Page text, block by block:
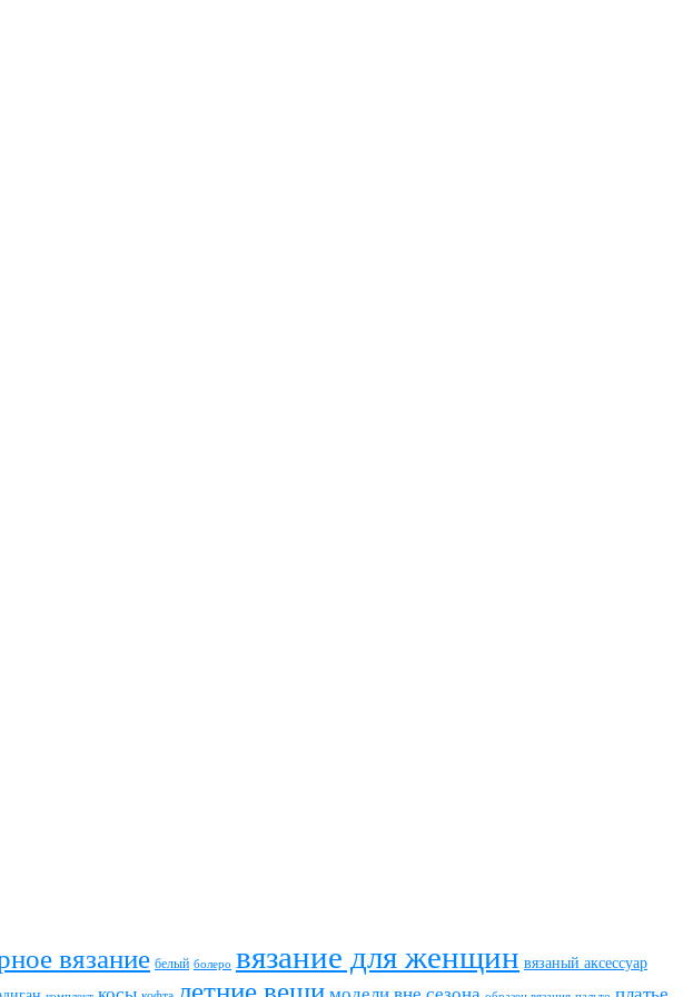
вязание белый болеро вязание для женщин вязаный аксессуар
летние вещи